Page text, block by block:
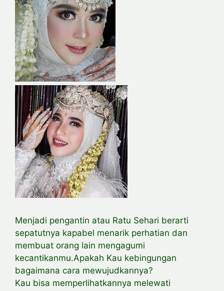
Menjadi pengantin atau Ratu Sehari berarti
sepatutnya kapabel menarik perhatian dan
membuat orang lain mengagumi
kecantikanmu.Apakah Kau kebingungan
bagaimana cara mewujudkannya?
Kau bisa memperlihatkannya melewati